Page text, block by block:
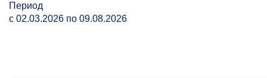
Период
с 02.03.2026 по 09.08.2026